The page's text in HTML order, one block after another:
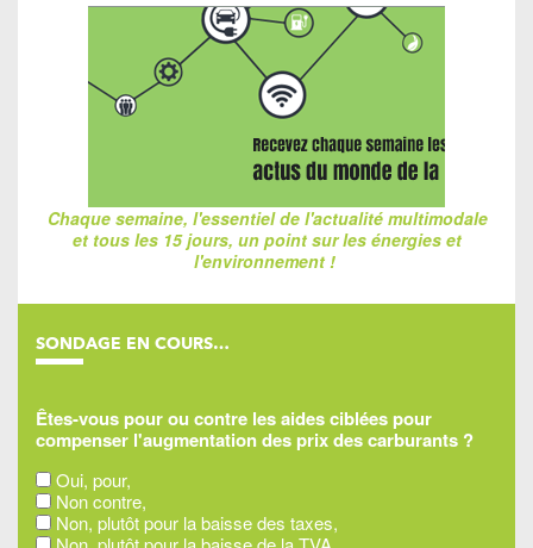
Chaque semaine, l'essentiel de l'actualité multimodale
et tous les 15 jours, un point sur les énergies et
l'environnement !
SONDAGE EN COURS…
Êtes-vous pour ou contre les aides ciblées pour
compenser l'augmentation des prix des carburants ?
Oui, pour,
Non contre,
Non, plutôt pour la baisse des taxes,